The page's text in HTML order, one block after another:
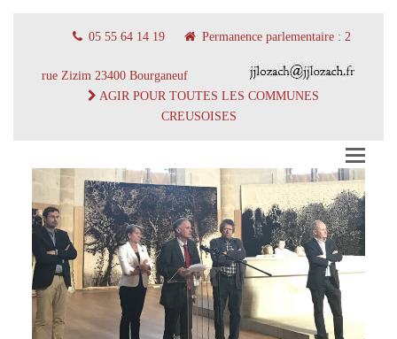
05 55 64 14 19 Permanence parlementaire : 2
rue Zizim 23400 Bourganeuf
AGIR POUR TOUTES LES COMMUNES
CREUSOISES